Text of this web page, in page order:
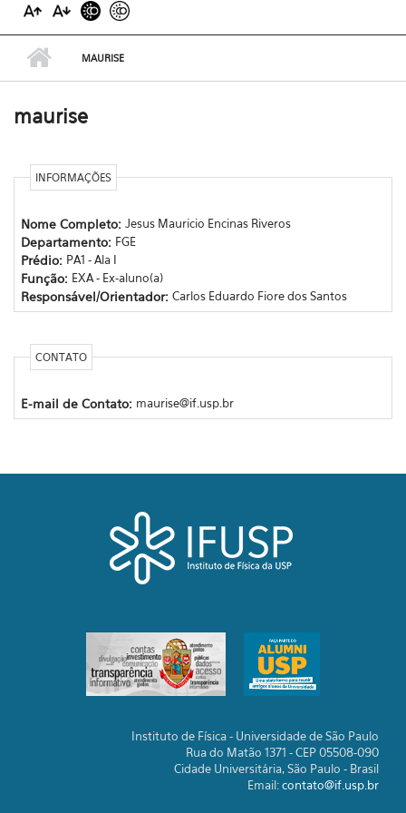
MAURISE
maurise
INFORMAÇÕES
Nome Completo: Jesus Mauricio Encinas Riveros
Departamento: FGE
Prédio: PA1 - Ala I
Função: EXA - Ex-aluno(a)
Responsável/Orientador: Carlos Eduardo Fiore dos Santos
CONTATO
E-mail de Contato: maurise@if.usp.br
Instituto de Física - Universidade de São Paulo
Rua do Matão 1371 - CEP 05508-090
Cidade Universitária, São Paulo - Brasil
Email:contato@if.usp.br